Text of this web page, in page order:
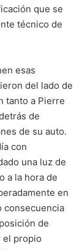
que se
técnico de
esas
del lado de
tanto a Pierre
de
de su auto.
con
una luz de
a la hora de
en
consecuencia
de
el propio